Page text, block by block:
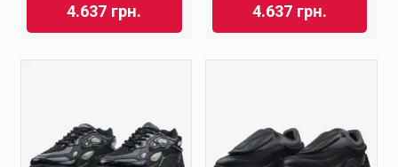
4.637 грн. 4.637 грн.